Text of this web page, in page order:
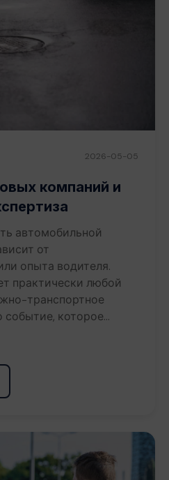
2026-05-05
компаний и
автомобильной
от
опыта водителя.
практически любой
транспортное
которое…